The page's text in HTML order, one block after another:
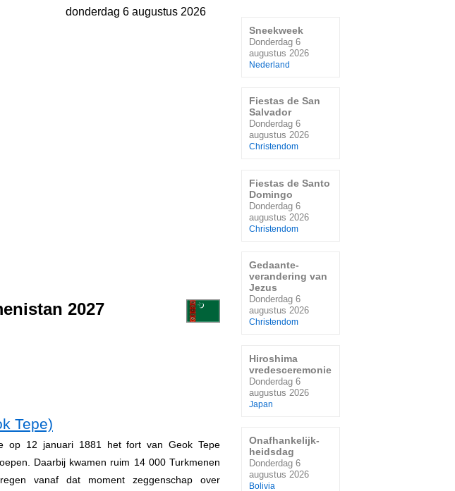
donderdag 6 augustus 2026
2027
Tepe)
op 12 januari 1881 het fort van Geok Tepe
Daarbij kwamen ruim 14 000 Turkmenen
vanaf dat moment zeggenschap over
Sneekweek
Donderdag 6
augustus 2026
Nederland
Fiestas de San
Salvador
Donderdag 6
augustus 2026
Christendom
Fiestas de Santo
Domingo
Donderdag 6
augustus 2026
Christendom
Gedaante-
verandering van
Jezus
Donderdag 6
augustus 2026
Christendom
Hiroshima
vredesceremonie
Donderdag 6
augustus 2026
Japan
Onafhankelijk-
heidsdag
Donderdag 6
augustus 2026
Bolivia